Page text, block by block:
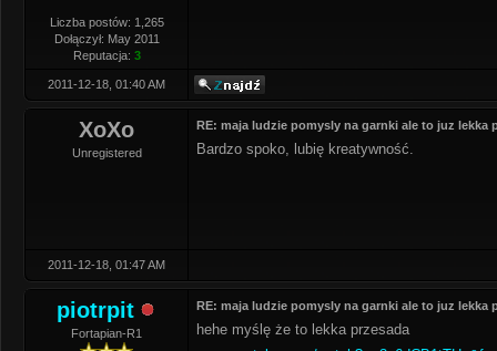
Liczba postów: 1,265
Dołączył: May 2011
Reputacja: 3
2011-12-18, 01:40 AM
XoXo
Unregistered
RE: maja ludzie pomysly na garnki ale to juz lekka
Bardzo spoko, lubię kreatywność.
2011-12-18, 01:47 AM
piotrpit
Fortapian-R1
RE: maja ludzie pomysly na garnki ale to juz lekka
hehe myślę że to lekka przesada